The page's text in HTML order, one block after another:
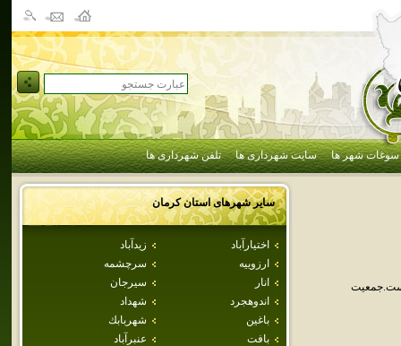
سوغات شهر ها سایت شهرداری ها تلفن شهرداری ها
سایر شهرهای استانكرمان
اختيارآباد
زيدآباد
ارزوييه
سرچشمه
انار
سيرجان
اندوهجرد
شهداد
باغين
شهربابك
بافت
عنبرآباد